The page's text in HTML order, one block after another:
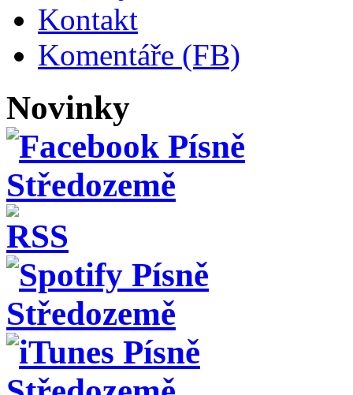
Kontakt
Komentáře (FB)
Novinky